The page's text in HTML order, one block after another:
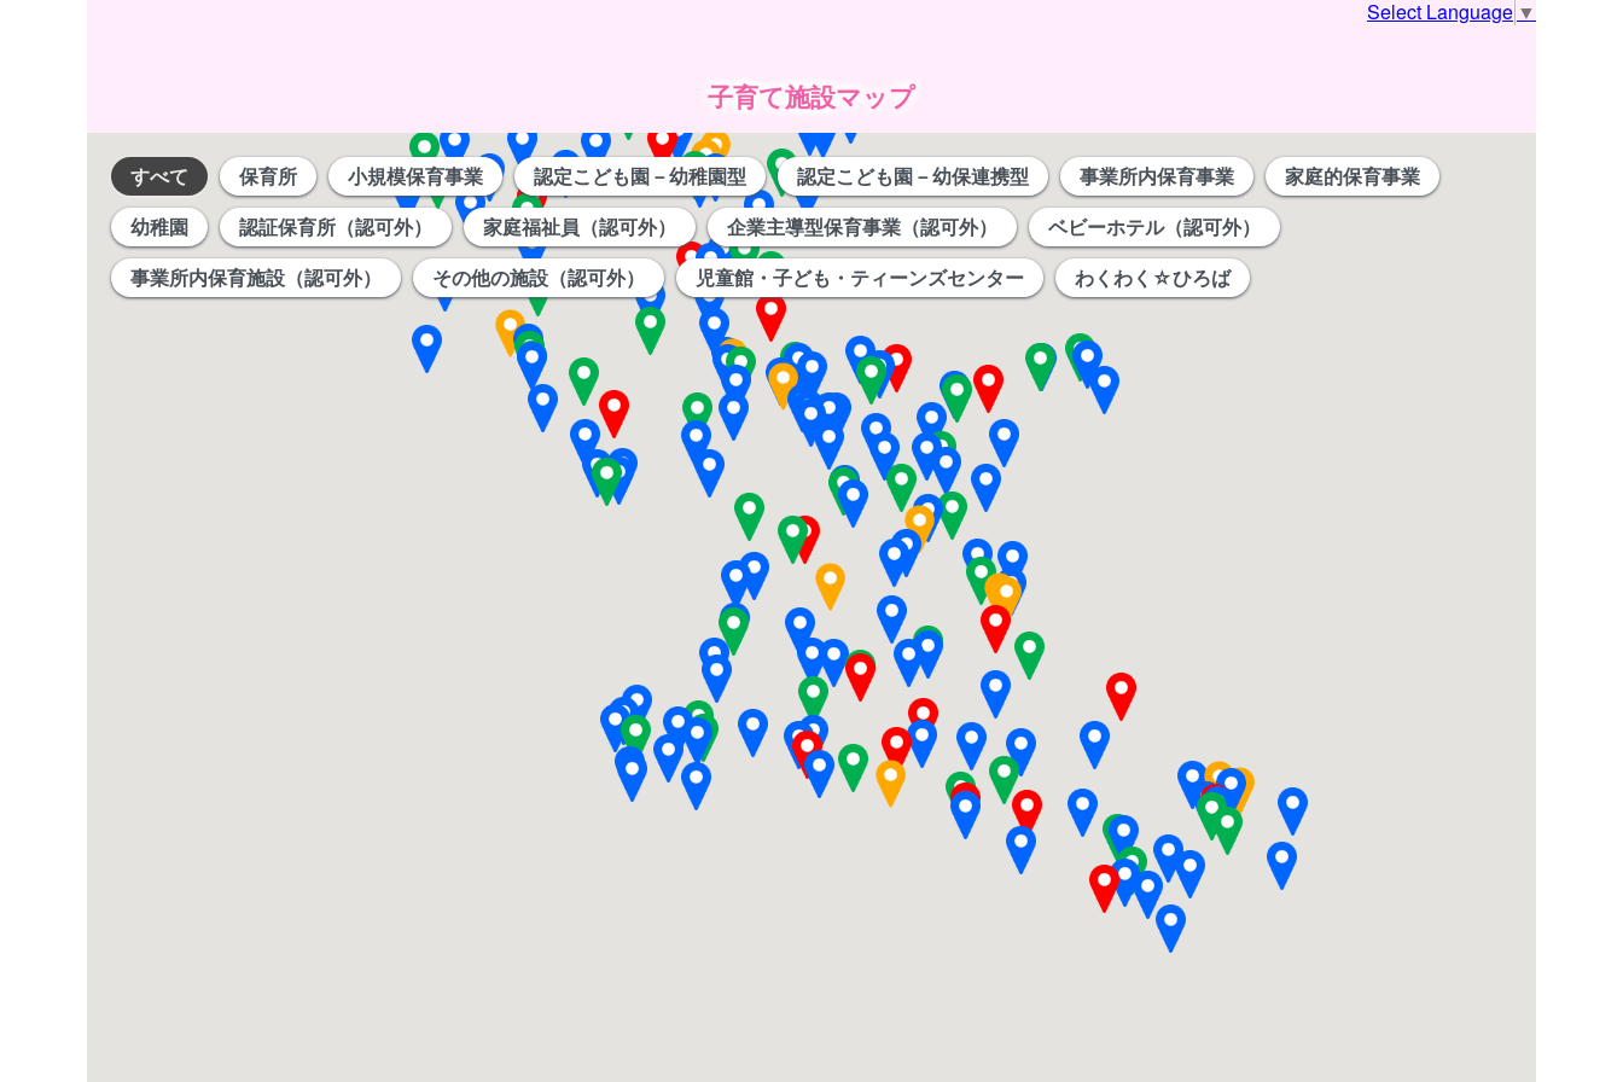
Select Language ▼
子育て施設マップ
すべて 保育所 小規模保育事業 認定こども園－幼稚園型 認定こども園－幼保連携型 事業所内保育事業 家庭的保育事業
幼稚園 認証保育所（認可外） 家庭福祉員（認可外） 企業主導型保育事業（認可外） ベビーホテル（認可外）
事業所内保育施設（認可外） その他の施設（認可外） 児童館・子ども・ティーンズセンター わくわく☆ひろば